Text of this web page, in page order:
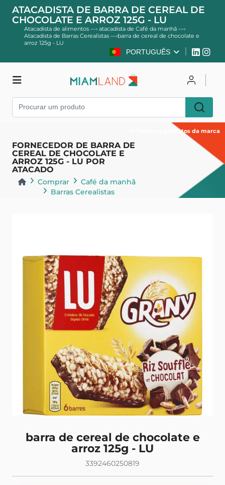
ATACADISTA DE BARRA DE CEREAL DE
CHOCOLATE E ARROZ 125G - LU
Atacadista de alimentos —› atacadista de Café da manhã —›
Atacadista de Barras Cerealistas —›barra de cereal de chocolate e
arroz 125g - LU
PORTUGUÊS
FORNECEDOR DE BARRA DE
CEREAL DE CHOCOLATE E
ARROZ 125G - LU POR
ATACADO
Comprar
Café da manhã
Barras Cerealistas
Todos os produtos da marca
barra de cereal de chocolate e
arroz 125g - LU
3392460250819